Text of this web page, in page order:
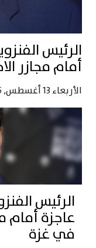
الرئيس
أمام مجازر
الأربعاء 13 أغسطس, 2025
الرئيس
عاجزة أمام
في غزة